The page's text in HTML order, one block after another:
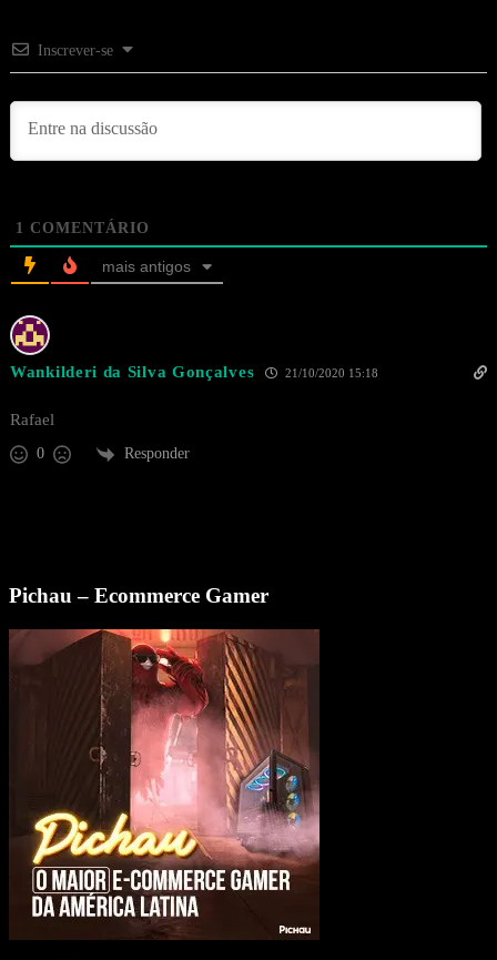
Inscrever-se
1 COMENTÁRIO
mais antigos
Wankilderi da Silva Gonçalves 21/10/2020 15:18
Rafael
0 Responder
Pichau – Ecommerce Gamer